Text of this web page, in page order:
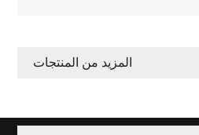
المزيد من المنتجات